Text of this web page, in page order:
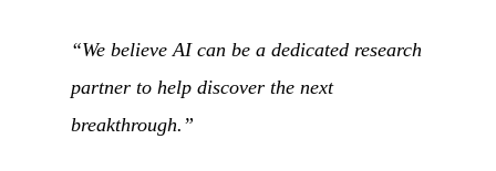
“We believe AI can be a dedicated research
partner to help discover the next
breakthrough.”